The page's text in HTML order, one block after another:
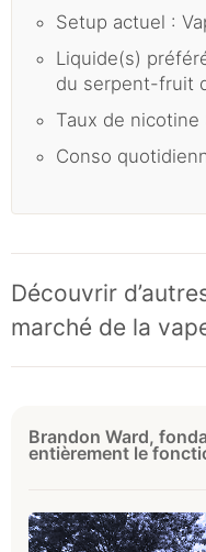
Setup actuel :
Liquide(s)
du serpent-fruit
Taux de nicotine
Conso
Découvrir
marché de la
Brandon Ward,
entièrement le